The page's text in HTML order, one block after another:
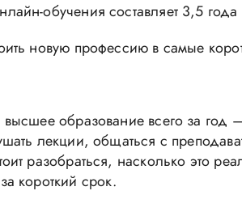
обучения составляет 3,5 года
новую профессию в самые
образование всего за год
лекции, общаться с
разобраться, насколько это
короткий срок.